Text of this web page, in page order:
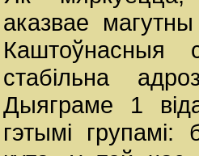
аказвае
Каштоўнасныя
стабільна
Дыяграме 1
гэтымі